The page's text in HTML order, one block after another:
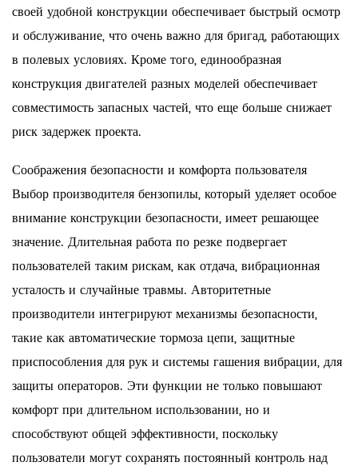
своей удобной конструкции обеспечивает быстрый осмотр
и обслуживание, что очень важно для бригад, работающих
в полевых условиях. Кроме того, единообразная
конструкция двигателей разных моделей обеспечивает
совместимость запасных частей, что еще больше снижает
риск задержек проекта.
Соображения безопасности и комфорта пользователя
Выбор производителя бензопилы, который уделяет особое
внимание конструкции безопасности, имеет решающее
значение. Длительная работа по резке подвергает
пользователей таким рискам, как отдача, вибрационная
усталость и случайные травмы. Авторитетные
производители интегрируют механизмы безопасности,
такие как автоматические тормоза цепи, защитные
приспособления для рук и системы гашения вибрации, для
защиты операторов. Эти функции не только повышают
комфорт при длительном использовании, но и
способствуют общей эффективности, поскольку
пользователи могут сохранять постоянный контроль над